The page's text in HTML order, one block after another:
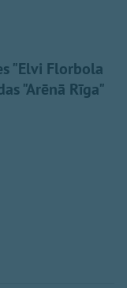
"Elvi Florbola
"Arēnā Rīga"